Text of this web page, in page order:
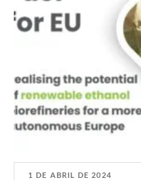
1 DE ABRIL DE 2024